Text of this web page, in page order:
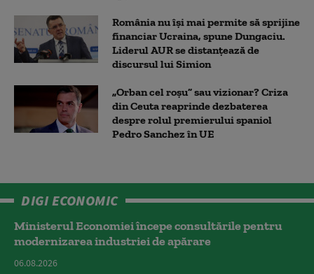
România nu își mai permite să sprijine
financiar Ucraina, spune Dungaciu.
Liderul AUR se distanțează de
discursul lui Simion
„Orban cel roșu” sau vizionar? Criza
din Ceuta reaprinde dezbaterea
despre rolul premierului spaniol
Pedro Sanchez în UE
DIGI ECONOMIC
Ministerul Economiei începe consultările pentru
modernizarea industriei de apărare
06.08.2026